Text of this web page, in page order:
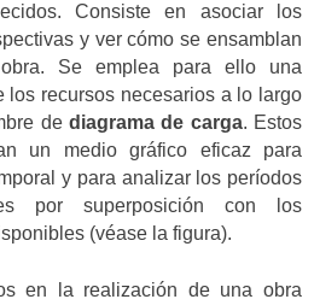
Consiste en asociar los
y ver cómo se ensamblan
Se emplea para ello una
los recursos necesarios a lo largo
de diagrama de carga. Estos
un medio gráfico eficaz para
y para analizar los períodos
por superposición con los
(véase la figura).
en la realización de una obra